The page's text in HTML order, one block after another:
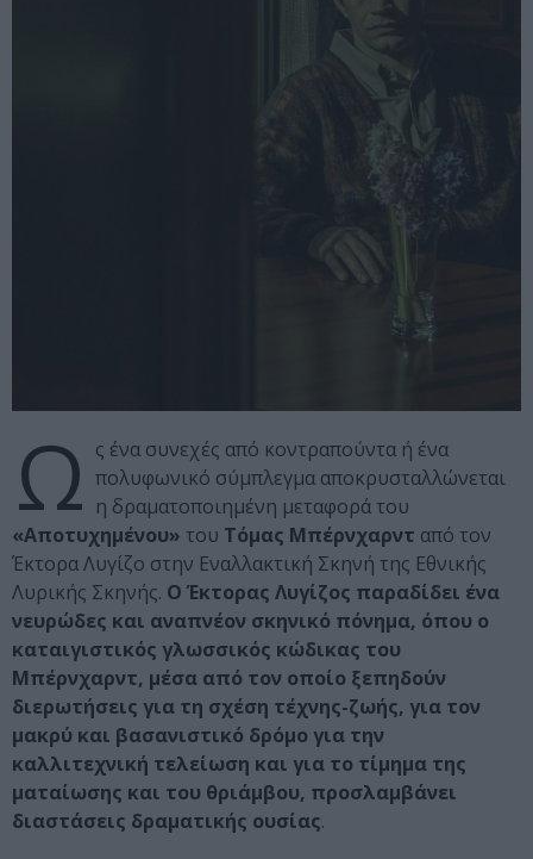
Ω ς ένα συνεχές από κοντραπούντα ή ένα
πολυφωνικό σύμπλεγμα αποκρυσταλλώνεται
η δραματοποιημένη μεταφορά του
«Αποτυχημένου» του Τόμας Μπέρνχαρντ από τον
Έκτορα Λυγίζο στην Εναλλακτική Σκηνή της Εθνικής
Λυρικής Σκηνής. Ο Έκτορας Λυγίζος παραδίδει ένα
νευρώδες και αναπνέον σκηνικό πόνημα, όπου ο
καταιγιστικός γλωσσικός κώδικας του
Μπέρνχαρντ, μέσα από τον οποίο ξεπηδούν
διερωτήσεις για τη σχέση τέχνης-ζωής, για τον
μακρύ και βασανιστικό δρόμο για την
καλλιτεχνική τελείωση και για το τίμημα της
ματαίωσης και του θριάμβου, προσλαμβάνει
διαστάσεις δραματικής ουσίας.